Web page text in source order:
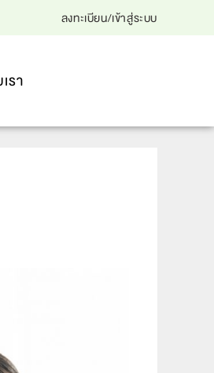
ลงทะเบียน/เข้าสู่ระบบ
รา